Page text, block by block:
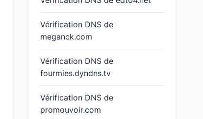
Vérification DNS de
meganck.com
Vérification DNS de
fourmies.dyndns.tv
Vérification DNS de
promouvoir.com